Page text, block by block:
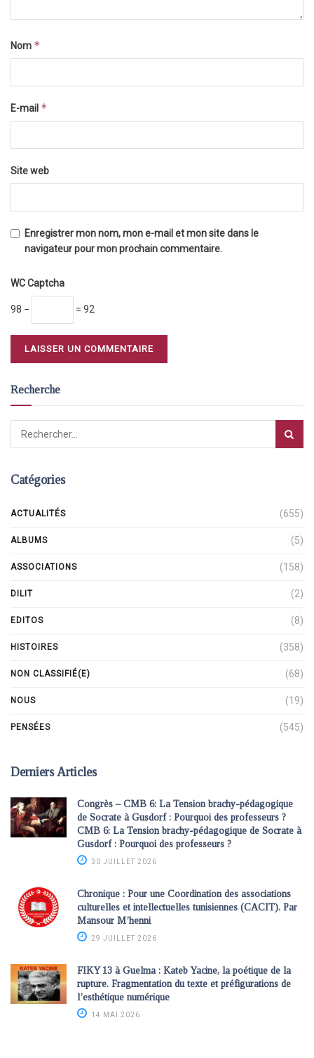
Nom *
E-mail *
Site web
Enregistrer mon nom, mon e-mail et mon site dans le
navigateur pour mon prochain commentaire.
WC Captcha
98 − = 92
Recherche
Catégories
ACTUALITÉS (655)
ALBUMS (5)
ASSOCIATIONS (158)
DILIT (2)
EDITOS (8)
HISTOIRES (358)
NON CLASSIFIÉ(E) (68)
NOUS (19)
PENSÉES (545)
Derniers Articles
Congrès – CMB 6: La Tension brachy-pédagogique
de Socrate à Gusdorf : Pourquoi des professeurs ?
CMB 6: La Tension brachy-pédagogique de Socrate à
Gusdorf : Pourquoi des professeurs ?
30 JUILLET 2026
Chronique : Pour une Coordination des associations
culturelles et intellectuelles tunisiennes (CACIT). Par
Mansour M’henni
29 JUILLET 2026
FIKY 13 à Guelma : Kateb Yacine, la poétique de la
rupture. Fragmentation du texte et préfigurations de
l’esthétique numérique
14 MAI 2026